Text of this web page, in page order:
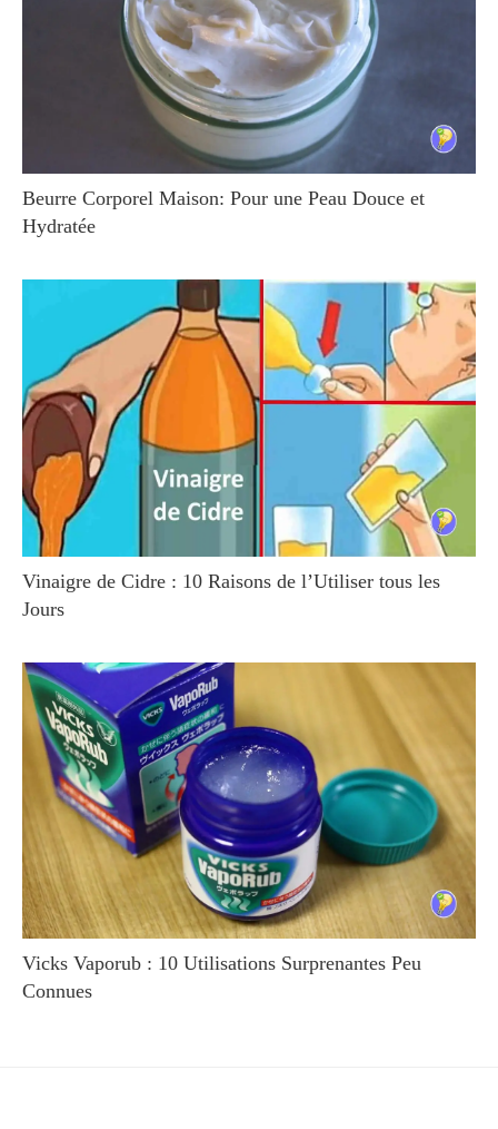
Beurre Corporel Maison: Pour une Peau Douce et
Hydratée
Vinaigre de Cidre : 10 Raisons de l’Utiliser tous les
Jours
Vicks Vaporub : 10 Utilisations Surprenantes Peu
Connues